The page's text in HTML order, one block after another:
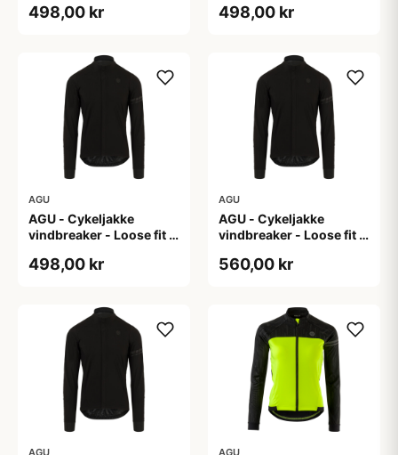
498,00 kr 498,00 kr
AGU
AGU - Cykeljakke
vindbreaker - Loose fit -
498,00 kr
AGU
AGU - Cykeljakke
vindbreaker - Loose fit -
560,00 kr
AGU AGU